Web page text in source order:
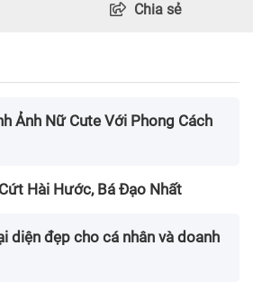
Chia sẻ
Ảnh Nữ Cute Với Phong Cách
Hài Hước, Bá Đạo Nhất
diện đẹp cho cá nhân và doanh